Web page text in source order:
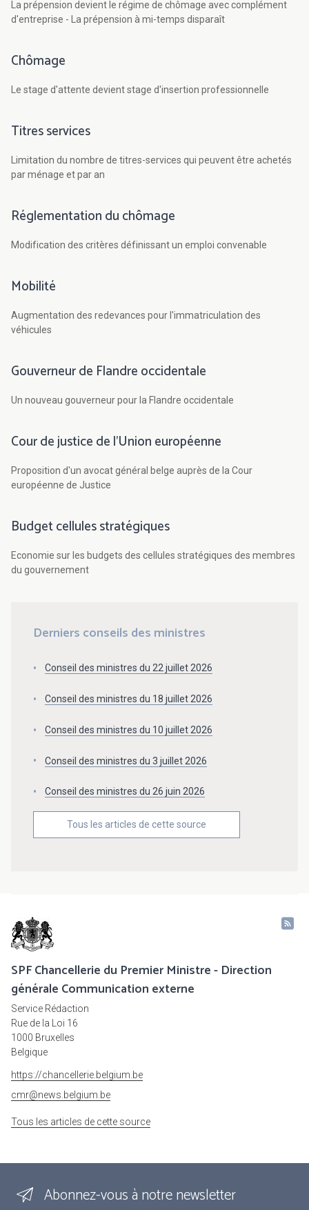
La prépension devient le régime de chômage avec complément
d'entreprise - La prépension à mi-temps disparaît
Chômage
Le stage d'attente devient stage d'insertion professionnelle
Titres services
Limitation du nombre de titres-services qui peuvent être achetés
par ménage et par an
Réglementation du chômage
Modification des critères définissant un emploi convenable
Mobilité
Augmentation des redevances pour l'immatriculation des
véhicules
Gouverneur de Flandre occidentale
Un nouveau gouverneur pour la Flandre occidentale
Cour de justice de l'Union européenne
Proposition d'un avocat général belge auprès de la Cour
européenne de Justice
Budget cellules stratégiques
Economie sur les budgets des cellules stratégiques des membres
du gouvernement
Derniers conseils des ministres
Conseil des ministres du 22 juillet 2026
Conseil des ministres du 18 juillet 2026
Conseil des ministres du 10 juillet 2026
Conseil des ministres du 3 juillet 2026
Conseil des ministres du 26 juin 2026
Tous les articles de cette source
SPF Chancellerie du Premier Ministre - Direction
générale Communication externe
Service Rédaction
Rue de la Loi 16
1000 Bruxelles
Belgique
https://chancellerie.belgium.be
cmr@news.belgium.be
Tous les articles de cette source
Abonnez-vous à notre newsletter